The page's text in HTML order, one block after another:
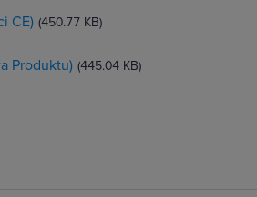
CE) (450.77 KB)
Produktu) (445.04 KB)